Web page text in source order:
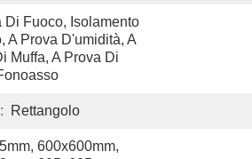
Di Fuoco, Isolamento
A Prova D'umidità, A
Muffa, A Prova Di
Rettangolo
600x600mm,